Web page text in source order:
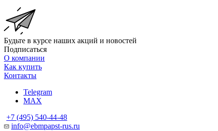
Будьте в курсе наших акций и новостей
Подписаться
О компании
Как купить
Контакты
Telegram
MAX
+7 (495) 540-44-48
info@ebmpapst-rus.ru